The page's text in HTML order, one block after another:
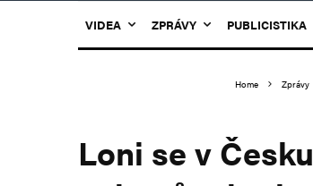
VIDEA ZPRÁVY PUBLICISTIKA
Home Zprávy
Loni se v